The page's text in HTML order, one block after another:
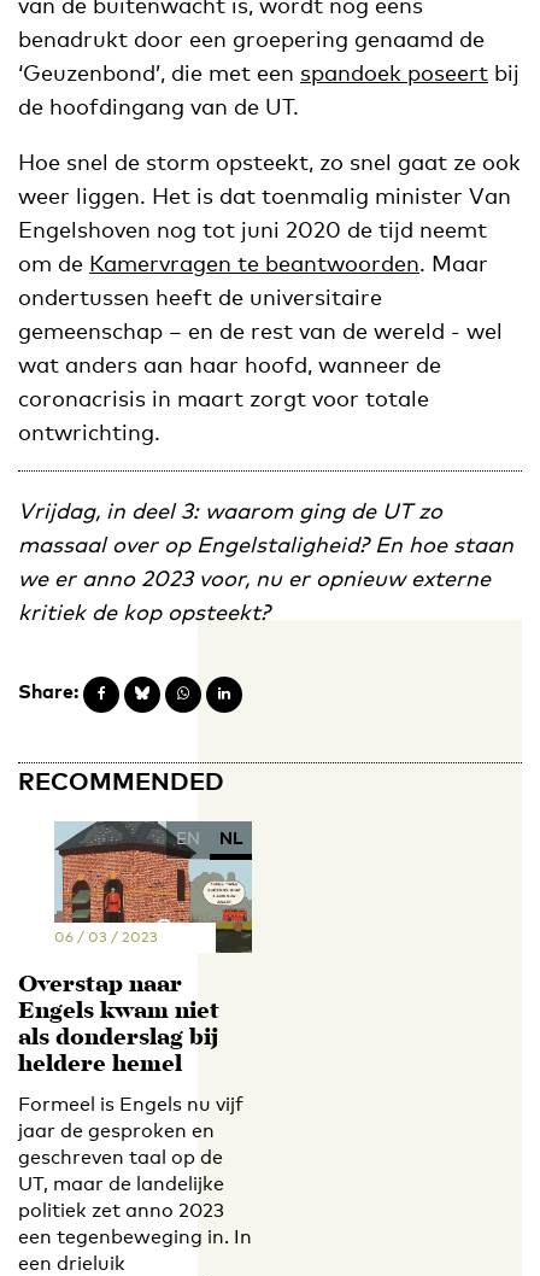
benadrukt door een groepering genaamd de
‘Geuzenbond’, die met een spandoek poseert bij
de hoofdingang van de UT.
Hoe snel de storm opsteekt, zo snel gaat ze ook
weer liggen. Het is dat toenmalig minister Van
Engelshoven nog tot juni 2020 de tijd neemt
om de Kamervragen te beantwoorden. Maar
ondertussen heeft de universitaire
gemeenschap – en de rest van de wereld - wel
wat anders aan haar hoofd, wanneer de
coronacrisis in maart zorgt voor totale
ontwrichting.
Vrijdag, in deel 3: waarom ging de UT zo
massaal over op Engelstaligheid? En hoe staan
we er anno 2023 voor, nu er opnieuw externe
kritiek de kop opsteekt?
Share:
RECOMMENDED
EN NL
06 / 03 / 2023
Overstap naar
Engels kwam niet
als donderslag bij
heldere hemel
Formeel is Engels nu vijf
jaar de gesproken en
geschreven taal op de
UT, maar de landelijke
politiek zet anno 2023
een tegenbeweging in. In
een drieluik